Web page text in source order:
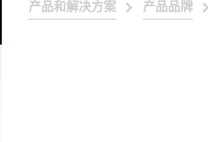
产品和解决方案 产品品牌